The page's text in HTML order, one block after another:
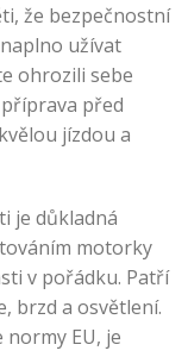
že bezpečnostní
užívat
ohrozili sebe
před
jízdou a
je důkladná
motorky
v pořádku. Patří
brzd a osvětlení.
EU, je